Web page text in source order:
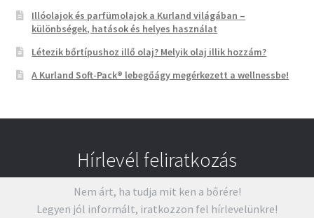
Illóolajok és parfümolajok a Kurland világában –
különbségek, hatások és helyes használat
Létezik bőrtípushoz illő olaj? Melyik olaj illik hozzám?
A Kurland Soft-Pack® lebegőágy megérkezett a wellnessbe!
Hírlevél feliratkozás
Nem árt, ha tudja mit ken a bőrére!
Legyen jól informált, iratkozzon fel hírlevelünkre!